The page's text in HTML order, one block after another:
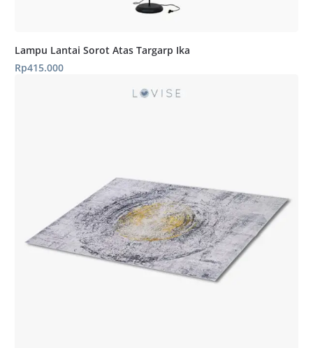
Lampu Lantai Sorot Atas Targarp Ika
Rp415.000